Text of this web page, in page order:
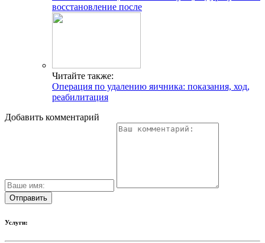
восстановление после
Читайте также:
Операция по удалению яичника: показания, ход,
реабилитация
Добавить комментарий
Услуги: